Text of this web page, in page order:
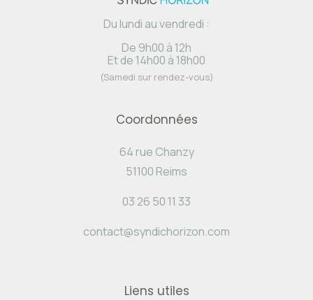
Du lundi au vendredi :
De 9h00 à 12h
Et de 14h00 à 18h00
(Samedi sur rendez-vous)
Coordonnées
64 rue Chanzy
51100 Reims
03 26 50 11 33
contact@syndichorizon.com
Liens utiles